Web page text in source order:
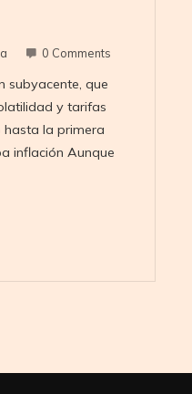
0 Comments
subyacente, que
y tarifas
hasta la primera
inflación Aunque